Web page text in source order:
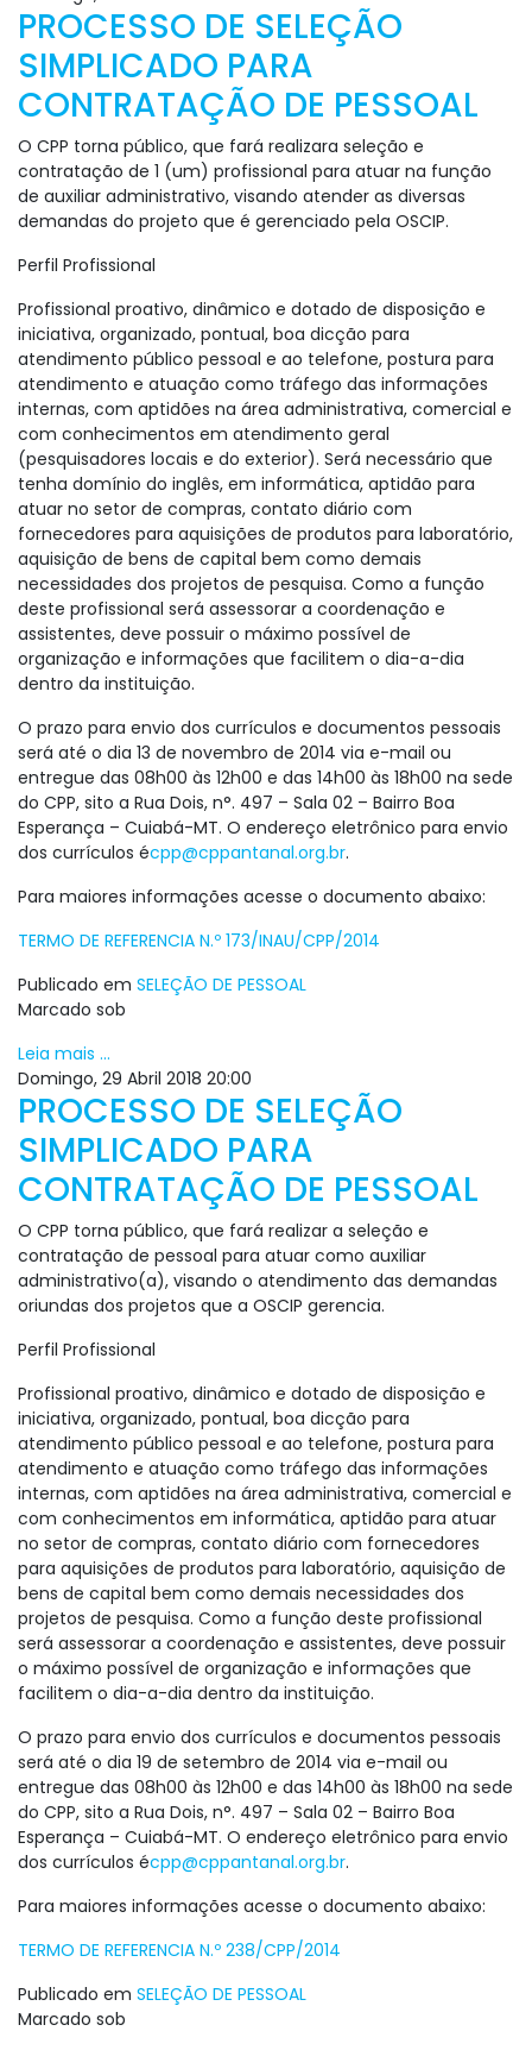
PROCESSO DE SELEÇÃO
SIMPLICADO PARA
CONTRATAÇÃO DE PESSOAL
O CPP torna público, que fará realizara seleção e
contratação de 1 (um) profissional para atuar na função
de auxiliar administrativo, visando atender as diversas
demandas do projeto que é gerenciado pela OSCIP.
Perfil Profissional
Profissional proativo, dinâmico e dotado de disposição e
iniciativa, organizado, pontual, boa dicção para
atendimento público pessoal e ao telefone, postura para
atendimento e atuação como tráfego das informações
internas, com aptidões na área administrativa, comercial e
com conhecimentos em atendimento geral
(pesquisadores locais e do exterior). Será necessário que
tenha domínio do inglês, em informática, aptidão para
atuar no setor de compras, contato diário com
fornecedores para aquisições de produtos para laboratório,
aquisição de bens de capital bem como demais
necessidades dos projetos de pesquisa. Como a função
deste profissional será assessorar a coordenação e
assistentes, deve possuir o máximo possível de
organização e informações que facilitem o dia-a-dia
dentro da instituição.
O prazo para envio dos currículos e documentos pessoais
será até o dia 13 de novembro de 2014 via e-mail ou
entregue das 08h00 às 12h00 e das 14h00 às 18h00 na sede
do CPP, sito a Rua Dois, n°. 497 – Sala 02 – Bairro Boa
Esperança – Cuiabá-MT. O endereço eletrônico para envio
dos currículos écpp@cppantanal.org.br.
Para maiores informações acesse o documento abaixo:
TERMO DE REFERENCIA N.º 173/INAU/CPP/2014
Publicado em SELEÇÃO DE PESSOAL
Marcado sob
Leia mais ...
Domingo, 29 Abril 2018 20:00
PROCESSO DE SELEÇÃO
SIMPLICADO PARA
CONTRATAÇÃO DE PESSOAL
O CPP torna público, que fará realizar a seleção e
contratação de pessoal para atuar como auxiliar
administrativo(a), visando o atendimento das demandas
oriundas dos projetos que a OSCIP gerencia.
Perfil Profissional
Profissional proativo, dinâmico e dotado de disposição e
iniciativa, organizado, pontual, boa dicção para
atendimento público pessoal e ao telefone, postura para
atendimento e atuação como tráfego das informações
internas, com aptidões na área administrativa, comercial e
com conhecimentos em informática, aptidão para atuar
no setor de compras, contato diário com fornecedores
para aquisições de produtos para laboratório, aquisição de
bens de capital bem como demais necessidades dos
projetos de pesquisa. Como a função deste profissional
será assessorar a coordenação e assistentes, deve possuir
o máximo possível de organização e informações que
facilitem o dia-a-dia dentro da instituição.
O prazo para envio dos currículos e documentos pessoais
será até o dia 19 de setembro de 2014 via e-mail ou
entregue das 08h00 às 12h00 e das 14h00 às 18h00 na sede
do CPP, sito a Rua Dois, n°. 497 – Sala 02 – Bairro Boa
Esperança – Cuiabá-MT. O endereço eletrônico para envio
dos currículos écpp@cppantanal.org.br.
Para maiores informações acesse o documento abaixo:
TERMO DE REFERENCIA N.º 238/CPP/2014
Publicado em SELEÇÃO DE PESSOAL
Marcado sob